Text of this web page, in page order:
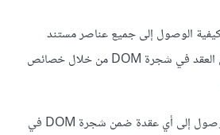
الوصول إلى جميع عناصر مستند
HTML وكيفية التحرك بين العقد في شجرة DOM من خلال خصائص
وبهذا ستكون قادرًا على الوصول إلى أي عقدة ضمن شجرة DOM في